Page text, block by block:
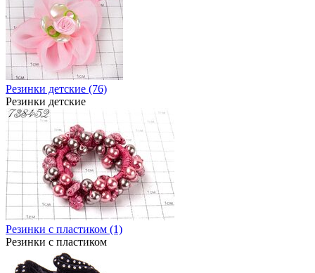
Резинки детские (76)
Резинки детские
Резинки с пластиком (1)
Резинки с пластиком